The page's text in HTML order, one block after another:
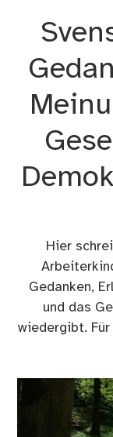
Hier
Gedanken,
und das
wiedergibt. Für